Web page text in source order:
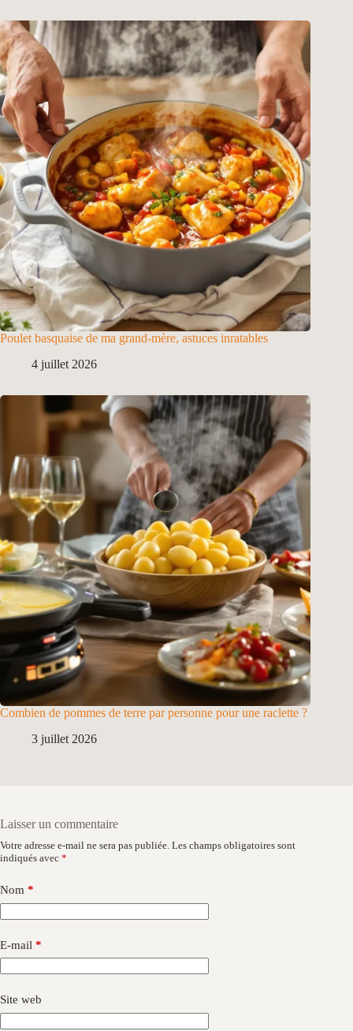
Poulet basquaise de ma grand-mère, astuces inratables
4 juillet 2026
Combien de pommes de terre par personne pour une raclette ?
3 juillet 2026
Laisser un commentaire
Votre adresse e-mail ne sera pas publiée. Les champs obligatoires sont
indiqués avec *
Nom *
E-mail *
Site web